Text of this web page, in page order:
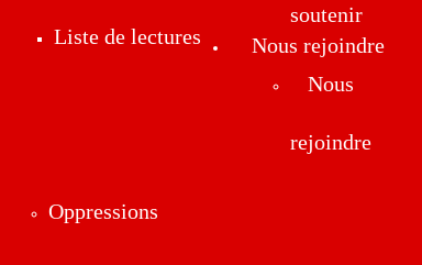
Liste de lectures
soutenir
Nous
rejoindre
Oppressions
Nous rejoindre